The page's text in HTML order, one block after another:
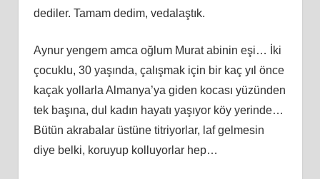
dediler. Tamam dedim, vedalaştık.
Aynur yengem amca oğlum Murat abinin eşi… İki
çocuklu, 30 yaşında, çalışmak için bir kaç yıl önce
kaçak yollarla Almanya’ya giden kocası yüzünden
tek başına, dul kadın hayatı yaşıyor köy yerinde…
Bütün akrabalar üstüne titriyorlar, laf gelmesin
diye belki, koruyup kolluyorlar hep…